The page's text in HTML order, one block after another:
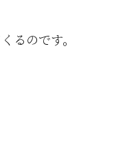
るのです。